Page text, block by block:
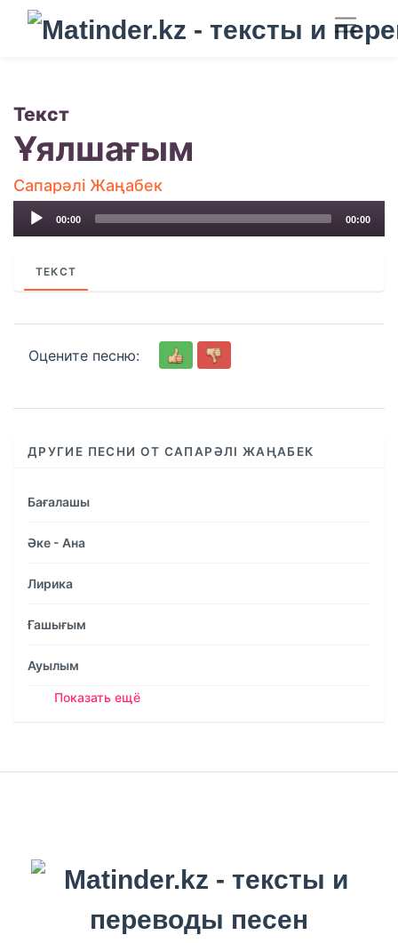
Текст
Ұялшағым
Сапарәлі Жаңабек
Audio
00:00 00:00
ТЕКСТ
Оцените песню:
ДРУГИЕ ПЕСНИ ОТ САПАРӘЛІ ЖАҢАБЕК
Бағалашы
Әке - Ана
Лирика
Ғашығым
Ауылым
Показать ещё